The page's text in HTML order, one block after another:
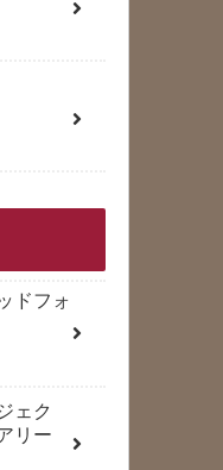
ドフォ
ェク
リー